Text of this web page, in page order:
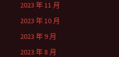
2023 年 11 月
2023 年 10 月
2023 年 9 月
2023 年 8 月